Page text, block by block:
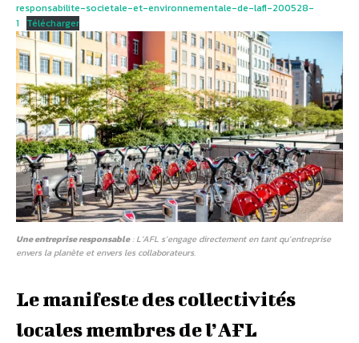
responsabilite-societale-et-environnementale-de-lafl-200528-
1
Télécharger
Une entreprise responsable: L’AFL s’engage directement en tant qu’entreprise
envers la planète et envers les collaborateurs.
Le manifeste des collectivités
locales membres de l’AFL